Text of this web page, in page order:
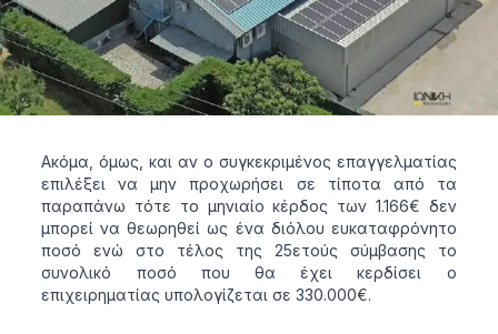
Ακόμα, όμως, και αν ο συγκεκριμένος επαγγελματίας
επιλέξει να μην προχωρήσει σε τίποτα από τα
παραπάνω τότε το μηνιαίο κέρδος των 1.166€ δεν
μπορεί να θεωρηθεί ως ένα διόλου ευκαταφρόνητο
ποσό ενώ στο τέλος της 25ετούς σύμβασης το
συνολικό ποσό που θα έχει κερδίσει ο
επιχειρηματίας υπολογίζεται σε 330.000€.